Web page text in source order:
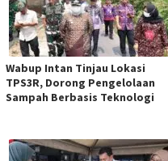
Wabup Intan Tinjau Lokasi
TPS3R, Dorong Pengelolaan
Sampah Berbasis Teknologi